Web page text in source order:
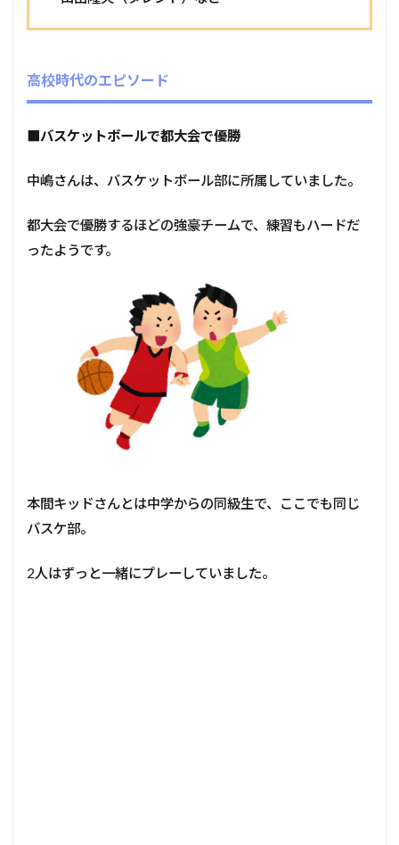
高校時代のエピソード
■バスケットボールで都大会で優勝
中嶋さんは、バスケットボール部に所属していました。
都大会で優勝するほどの強豪チームで、練習もハードだ
ったようです。
本間キッドさんとは中学からの同級生で、ここでも同じ
バスケ部。
2人はずっと一緒にプレーしていました。